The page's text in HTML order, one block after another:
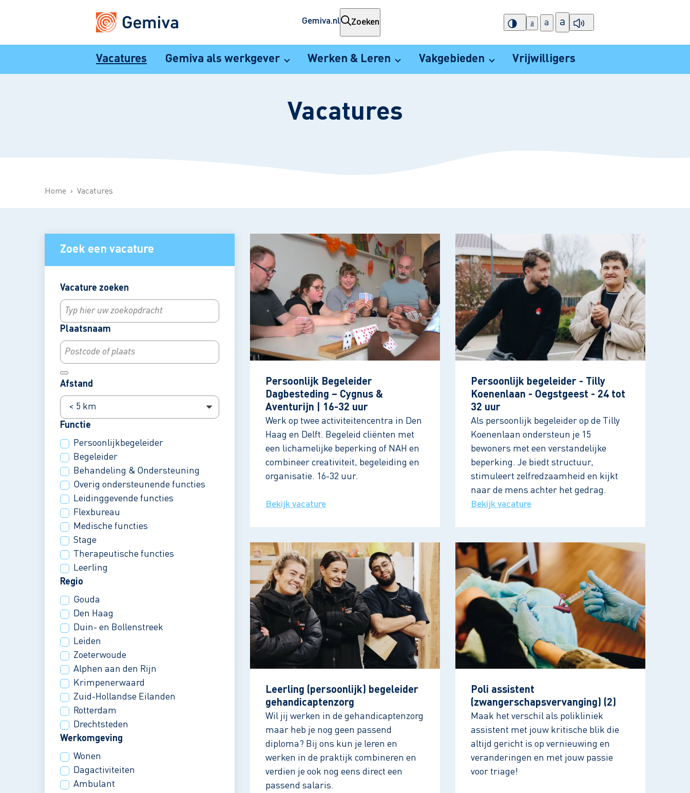
Gemiva.nl Zoeken a a a
Vacatures Gemiva als werkgever Werken & Leren Vakgebieden Vrijwilligers
Vacatures
Home Vacatures
Zoek een vacature
Vacature zoeken
In de
buurt
van
Plaatsnaam
Afstand
Functie
Persoonlijkbegeleider
Begeleider
Behandeling & Ondersteuning
Overig ondersteunende functies
Leidinggevende functies
Flexbureau
Medische functies
Stage
Therapeutische functies
Leerling
Regio
Gouda
Den Haag
Duin- en Bollenstreek
Leiden
Zoeterwoude
Alphen aan den Rijn
Krimpenerwaard
Zuid-Hollandse Eilanden
Rotterdam
Drechtsteden
Werkomgeving
Wonen
Dagactiviteiten
Ambulant
Persoonlijk Begeleider
Dagbesteding – Cygnus &
Aventurijn | 16-32 uur
Werk op twee activiteitencentra in Den
Haag en Delft. Begeleid cliënten met
een lichamelijke beperking of NAH en
combineer creativiteit, begeleiding en
organisatie. 16-32 uur.
Bekijk vacature
Persoonlijk begeleider - Tilly
Koenenlaan - Oegstgeest - 24 tot
32 uur
Als persoonlijk begeleider op de Tilly
Koenenlaan ondersteun je 15
bewoners met een verstandelijke
beperking. Je biedt structuur,
stimuleert zelfredzaamheid en kijkt
naar de mens achter het gedrag.
Bekijk vacature
Leerling (persoonlijk) begeleider
gehandicaptenzorg
Wil jij werken in de gehandicaptenzorg
maar heb je nog geen passend
diploma? Bij ons kun je leren en
werken in de praktijk combineren en
verdien je ook nog eens direct een
passend salaris.
Poli assistent
(zwangerschapsvervanging) (2)
Maak het verschil als polikliniek
assistent met jouw kritische blik die
altijd gericht is op vernieuwing en
veranderingen en met jouw passie
voor triage!